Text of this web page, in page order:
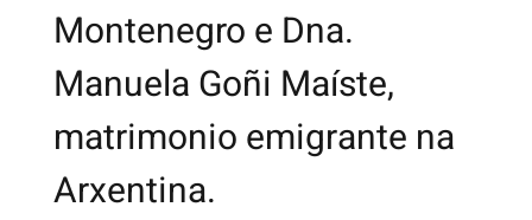
Montenegro e Dna.
Manuela Goñi Maíste,
matrimonio emigrante na
Arxentina.